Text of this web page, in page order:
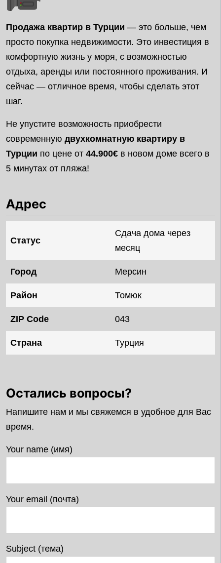
Продажа квартир в Турции — это больше, чем
просто покупка недвижимости. Это инвестиция в
комфортную жизнь у моря, с возможностью
отдыха, аренды или постоянного проживания. И
сейчас — отличное время, чтобы сделать этот
шаг.
Не упустите возможность приобрести
современную двухкомнатную квартиру в
Турции по цене от 44.900€ в новом доме всего в
5 минутах от пляжа!
Адрес
Статус
Сдача дома через
месяц
Город Мерсин
Район Томюк
ZIP Code 043
Страна Турция
Остались вопросы?
Напишите нам и мы свяжемся в удобное для Вас
время.
Your name (имя)
Your email (почта)
Subject (тема)